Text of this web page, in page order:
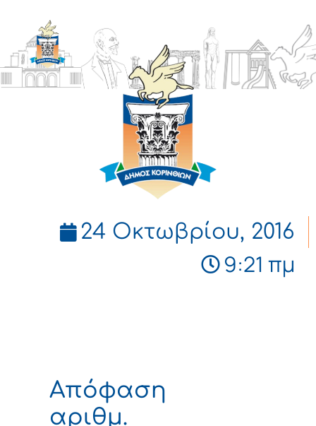
ΔΗΜΟΣ
ΚΟΡΙΝΘΙΩΝ
24 Οκτωβρίου, 2016
9:21 πμ
Απόφαση
αριθμ.